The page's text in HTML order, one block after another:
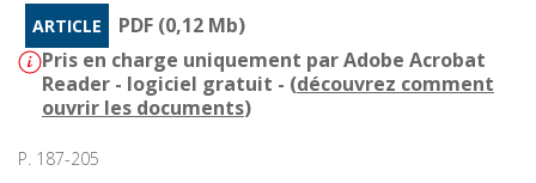
ARTICLE
PDF (0,12 Mb)
Pris en charge uniquement par Adobe Acrobat
Reader - logiciel gratuit - (découvrez comment
ouvrir les documents)
P. 187-205